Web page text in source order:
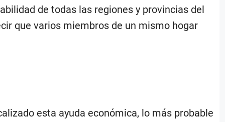
de todas las regiones y provincias del
que varios miembros de un mismo hogar
esta ayuda económica, lo más probable